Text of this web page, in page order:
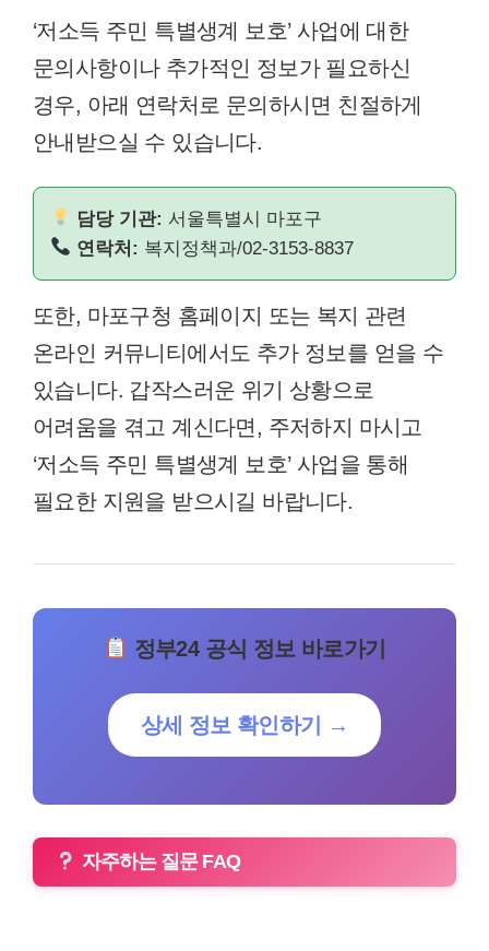
‘저소득 주민 특별생계 보호’ 사업에 대한
문의사항이나 추가적인 정보가 필요하신
경우, 아래 연락처로 문의하시면 친절하게
안내받으실 수 있습니다.
담당 기관: 서울특별시 마포구
연락처: 복지정책과/02-3153-8837
또한, 마포구청 홈페이지 또는 복지 관련
온라인 커뮤니티에서도 추가 정보를 얻을 수
있습니다. 갑작스러운 위기 상황으로
어려움을 겪고 계신다면, 주저하지 마시고
‘저소득 주민 특별생계 보호’ 사업을 통해
필요한 지원을 받으시길 바랍니다.
정부24 공식 정보 바로가기
상세 정보 확인하기 →
자주하는 질문 FAQ